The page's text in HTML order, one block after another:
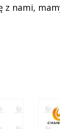
z nami,